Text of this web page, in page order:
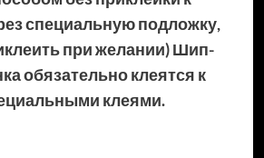
специальную подложку,
при желании) Шип-
обязательно клеятся к
клеями.